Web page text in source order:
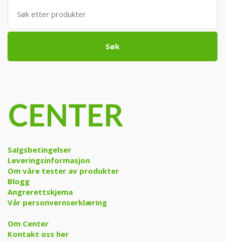
Søk
etter:
Søk
Salgsbetingelser
Leveringsinformasjon
Om våre tester av produkter
Blogg
Angrerettskjema
Vår personvernserklæring
Om Center
Kontakt oss her